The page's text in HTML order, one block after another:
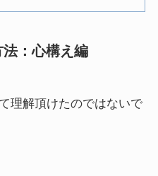
：心構え編
理解頂けたのではないで